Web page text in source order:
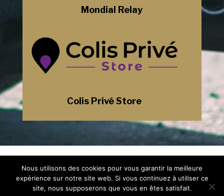
Mondial Relay
Colis Privé Store
Politique de Confidentialité
Plan du Site
Création Site Internet Saint-Etienne |
WEBILIKO |
Nous utilisons des cookies pour vous garantir la meilleure
expérience sur notre site web. Si vous continuez à utiliser ce
site, nous supposerons que vous en êtes satisfait.